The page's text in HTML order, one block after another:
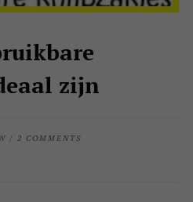
zijn
/ 2 COMMENTS